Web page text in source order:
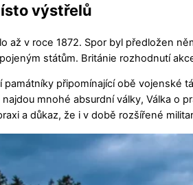
výstřelů
až v roce 1872. Spor byl předložen
státům. Británie rozhodnutí
připomínající obě vojenské
mnohé absurdní války, Válka o
a důkaz, že i v době rozšířené